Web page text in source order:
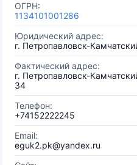
ОГРН:
1134101001286
Юридический адрес:
г. Петропавловск-
Фактический адрес:
г. Петропавловск-
34
Телефон:
+74152222245
Email:
eguk2.pk@yandex.ru